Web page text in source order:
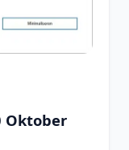
Oktober